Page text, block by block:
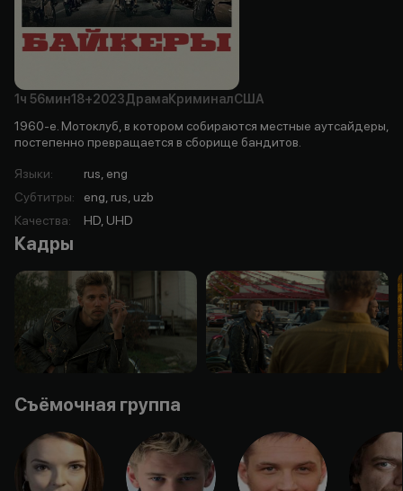
1ч 56мин18+2023ДрамаКриминалСША
1960-е. Мотоклуб, в котором собираются местные аутсайдеры,
постепенно превращается в сборище бандитов.
Языки:
rus, eng
Субтитры:
eng, rus, uzb
Качества: HD, UHD
Кадры
Съёмочная группа